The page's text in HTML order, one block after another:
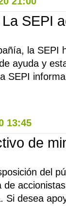
SEPI
la SEPI
ayuda y
SEPI
13:45
de
del
Si desea